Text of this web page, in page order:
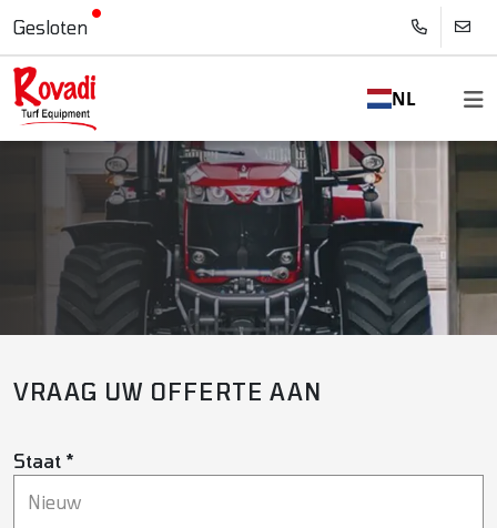
Gesloten
NL
OFFERTE AANVRAGEN
VRAAG UW OFFERTE AAN
Staat *